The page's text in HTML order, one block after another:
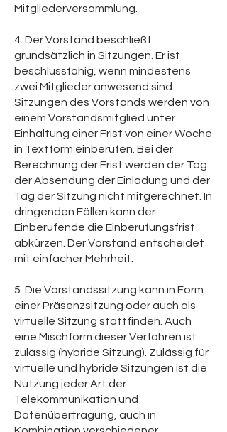
Mitgliederversammlung.
4. Der Vorstand beschließt
grundsätzlich in Sitzungen. Er ist
beschlussfähig, wenn mindestens
zwei Mitglieder anwesend sind.
Sitzungen des Vorstands werden von
einem Vorstandsmitglied unter
Einhaltung einer Frist von einer Woche
in Textform einberufen. Bei der
Berechnung der Frist werden der Tag
der Absendung der Einladung und der
Tag der Sitzung nicht mitgerechnet. In
dringenden Fällen kann der
Einberufende die Einberufungsfrist
abkürzen. Der Vorstand entscheidet
mit einfacher Mehrheit.
5. Die Vorstandssitzung kann in Form
einer Präsenzsitzung oder auch als
virtuelle Sitzung stattfinden. Auch
eine Mischform dieser Verfahren ist
zulässig (hybride Sitzung). Zulässig für
virtuelle und hybride Sitzungen ist die
Nutzung jeder Art der
Telekommunikation und
Datenübertragung, auch in